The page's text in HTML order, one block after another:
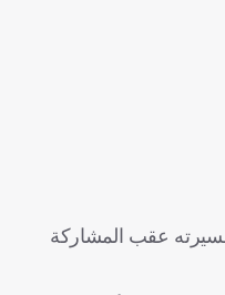
مسيرته عقب المشاركة